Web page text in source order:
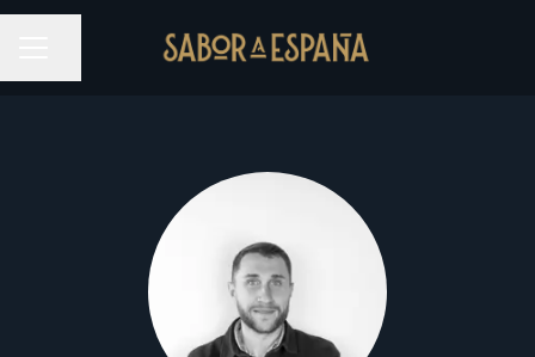
MENÚ DE EMPLEO
Compartir página